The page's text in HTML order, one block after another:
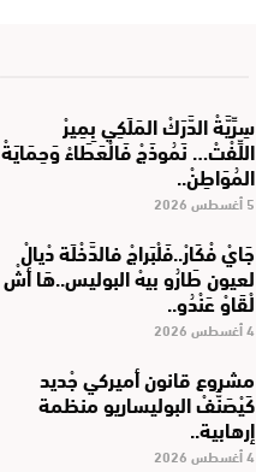
سِرِّيَّةْ الدَّرَكْ المَلَكِي بِمِيرْ
اللِّفْتْ… نَمُوذَجْ فَالْعَطَاءْ وَحِمَايَةْ
المُوَاطِنْ..
5 أغسطس 2026
جَايْ فْكَارْ..فَلْبَراجْ فالدَّخْلَة دْيالْ
لعيون طَارُو بيهْ البوليس..هَا أشْ
لْقَاوْ عَنْدُو..
4 أغسطس 2026
مشروع قانون أميركي جْديد
كَيْصَنَّفْ البوليساريو منظمة
إرهابية..
4 أغسطس 2026